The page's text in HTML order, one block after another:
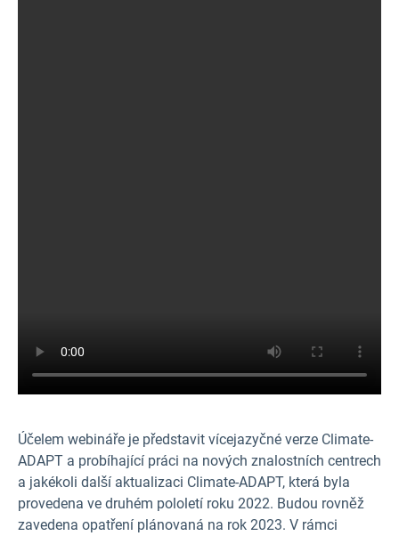
Účelem webináře je představit vícejazyčné verze Climate-
ADAPT a probíhající práci na nových znalostních centrech
a jakékoli další aktualizaci Climate-ADAPT, která byla
provedena ve druhém pololetí roku 2022. Budou rovněž
zavedena opatření plánovaná na rok 2023. V rámci